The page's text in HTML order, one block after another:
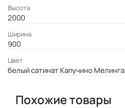
Высота
2000
Ширина
900
Цвет
белый сатинат Капучино Мелинга
Похожие товары